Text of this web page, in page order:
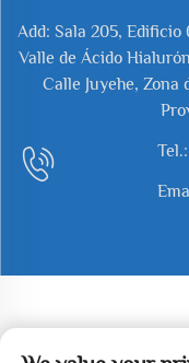
Add: Sala 205,
Valle de Ácido
Calle Juyehe, Zona
Tel.: